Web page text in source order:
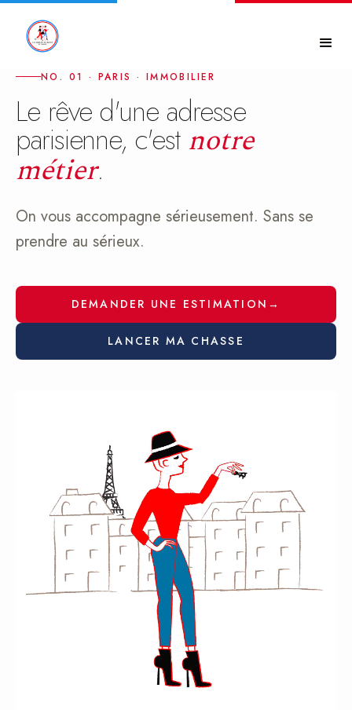
NO. 01 · PARIS · IMMOBILIER
Le rêve d'une adresse
parisienne, c'estnotre
métier.
On vous accompagne sérieusement. Sans se
prendre au sérieux.
DEMANDER UNE ESTIMATION →
LANCER MA CHASSE